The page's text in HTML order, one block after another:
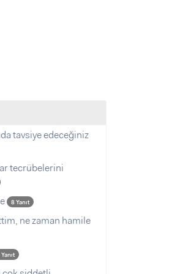
tavsiye edeceğiniz
tecrübelerini
8 Yanıt
ne zaman hamile